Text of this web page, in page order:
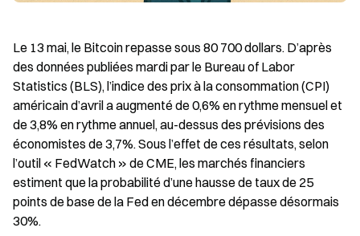
Le 13 mai, le Bitcoin repasse sous 80 700 dollars. D’après
des données publiées mardi par le Bureau of Labor
Statistics (BLS), l’indice des prix à la consommation (CPI)
américain d’avril a augmenté de 0,6% en rythme mensuel et
de 3,8% en rythme annuel, au-dessus des prévisions des
économistes de 3,7%. Sous l’effet de ces résultats, selon
l’outil « FedWatch » de CME, les marchés financiers
estiment que la probabilité d’une hausse de taux de 25
points de base de la Fed en décembre dépasse désormais
30%.